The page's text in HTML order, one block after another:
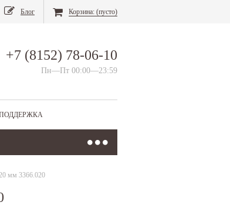
Блог Корзина: (пусто)
+7 (8152) 78-06-10
Пн—Пт 00:00—23:59
мм 3366.020